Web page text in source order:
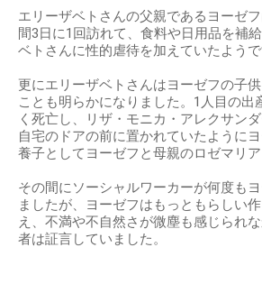
エリーザベトさんの父親であるヨーゼ
間3日に1回訪れて、食料や日用品を補
ベトさんに性的虐待を加えていたようで
更にエリーザベトさんはヨーゼフの子
ことも明らかになりました。1人目の出
く死亡し、リザ・モニカ・アレクサン
自宅のドアの前に置かれていたようにヨ
養子としてヨーゼフと母親のロゼマリア
その間にソーシャルワーカーが何度も
ましたが、ヨーゼフはもっともらしい
え、不満や不自然さが微塵も感じられ
者は証言していました。